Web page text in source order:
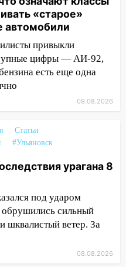
в
«Наше
первым в
более
более 10
улиц Ульяновска
деревья и
на улице
сами
«старое»
автомобили
привыкли
цифры — АИ-92,
есть еще одна
09.08.2026
Статьи
#Ульяновск
урагана 8
под ударом
сильный
шквалистый ветер. За
08.08.2026